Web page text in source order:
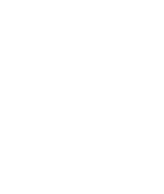
- %(message)s